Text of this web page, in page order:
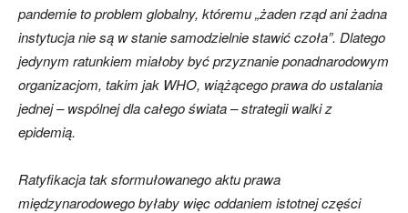
pandemie to problem globalny, któremu „żaden rząd ani żadna
instytucja nie są w stanie samodzielnie stawić czoła”. Dlatego
jedynym ratunkiem miałoby być przyznanie ponadnarodowym
organizacjom, takim jak WHO, wiążącego prawa do ustalania
jednej – wspólnej dla całego świata – strategii walki z
epidemią.
Ratyfikacja tak sformułowanego aktu prawa
międzynarodowego byłaby więc oddaniem istotnej części